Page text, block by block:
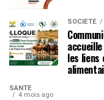
SOCIÉTÉ
les
SANTÉ
4 mois ago